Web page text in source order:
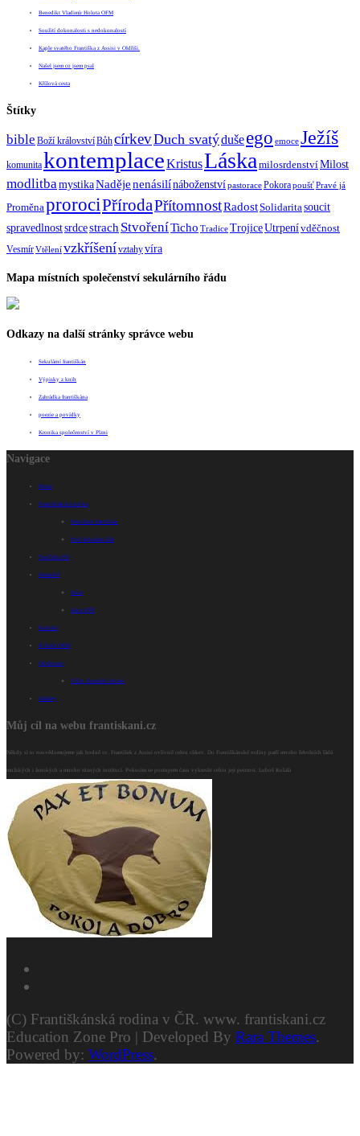
Benedikt Vladimír Holota OFM
Soužití dokonalosti s nedokonalostí
Kaple svatého Františka z Assisi v Oldřiši.
Našel jsem co jsem psal
Křížová cesta
Štítky
bible Boží královstvíBůhcírkevDuch svatýdušeego emoceJežíš
komunitakontemplaceKristusLáskamilosrdenstvíMilost
modlitbamystikaNadějenenásilínáboženstvípastoracePokorapoušťPravé já
ProměnaprorociPřírodaPřítomnostRadostSolidaritasoucit
spravedlnostsrdcestrach StvořeníTicho TradiceTrojiceUtrpenívděčnost
VesmírVtělenívzkříšenívztahyvíra
Mapa místních společenství sekulárního řádu
Odkazy na další stránky správce webu
Sekulární františkán
Výpisky z knih
Zahrádka františkána
poezie a povídky
Kronika společenství v Plzni
Navigace
Home
Františkánská rodina
Sekulární františkán
Proč Sekulární řád
YouTube FR
Kalendář
Akce
Akce SFŘ
Kontakt
R.Rohr OFM
Osobnosti
JUDr. František Nosek
kláštery
Můj cíl na webu frantiskani.cz
Někdy si to neuvědomujeme jak hodně sv. František z Assisi ovlivnil celou církev. Do Františkánské rodiny patří mnoho řeholních řádů
mužských i ženských a mnoho různých institucí. Pokusím se postupem času vykreslit celou její pestrost. Luboš Kolafa
(C) Františkánská rodina v ČR. www. frantiskani.cz
Education Zone Pro | Developed By Rara Themes.
Powered by: WordPress.